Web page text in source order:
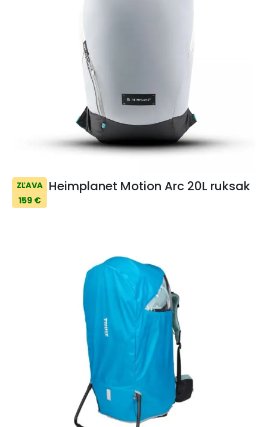
ZĽAVA
159 €
Heimplanet Motion Arc 20L ruksak